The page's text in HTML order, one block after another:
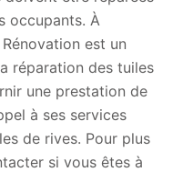
occupants. À
est un
réparation des tuiles
une prestation de
à ses services
de rives. Pour plus
si vous êtes à